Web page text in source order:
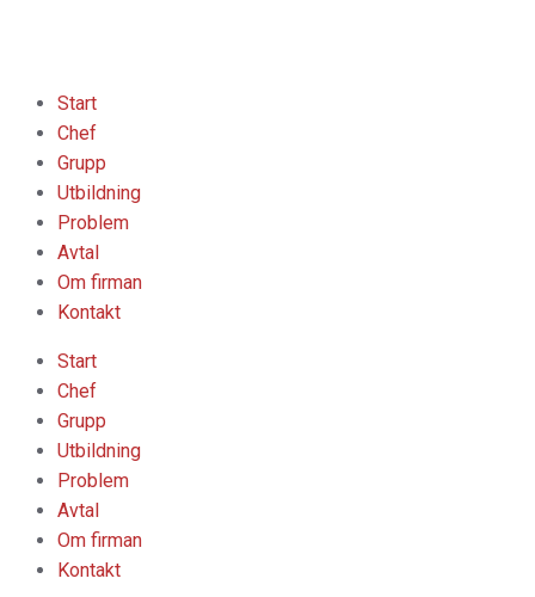
Start
Chef
Grupp
Utbildning
Problem
Avtal
Om firman
Kontakt
Meny
Start
Chef
Grupp
Utbildning
Problem
Avtal
Om firman
Kontakt